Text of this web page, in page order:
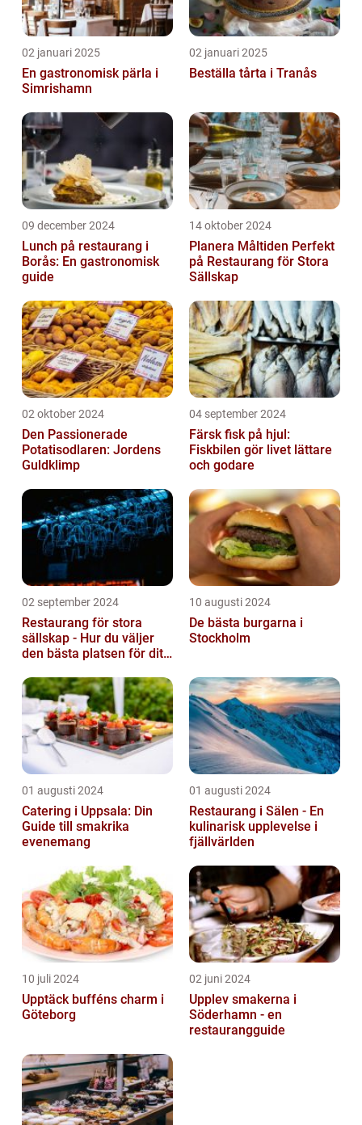
02 januari 2025
En gastronomisk pärla i
Simrishamn
02 januari 2025
Beställa tårta i Tranås
09 december 2024
Lunch på restaurang i
Borås: En gastronomisk
guide
14 oktober 2024
Planera Måltiden Perfekt
på Restaurang för Stora
Sällskap
02 oktober 2024
Den Passionerade
Potatisodlaren: Jordens
Guldklimp
04 september 2024
Färsk fisk på hjul:
Fiskbilen gör livet lättare
och godare
02 september 2024
Restaurang för stora
sällskap - Hur du väljer
den bästa platsen för ditt
10 augusti 2024
De bästa burgarna i
Stockholm
01 augusti 2024
Catering i Uppsala: Din
Guide till smakrika
evenemang
01 augusti 2024
Restaurang i Sälen - En
kulinarisk upplevelse i
fjällvärlden
10 juli 2024
Upptäck bufféns charm i
Göteborg
02 juni 2024
Upplev smakerna i
Söderhamn - en
restaurangguide